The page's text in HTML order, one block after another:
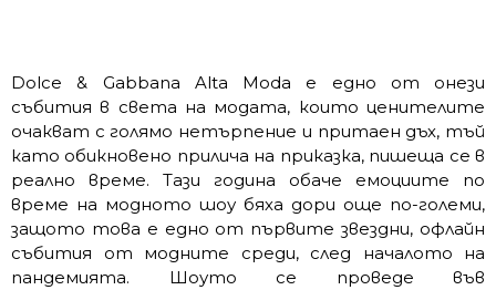
Dolce & Gabbana Alta Moda е едно от онези
събития в света на модата, които ценителите
очакват с голямо нетърпение и притаен дъх, тъй
като обикновено прилича на приказка, пишеща се в
реално време. Тази година обаче емоциите по
време на модното шоу бяха дори още по-големи,
защото това е едно от първите звездни, офлайн
събития от модните среди, след началото на
пандемията. Шоуто се проведе във